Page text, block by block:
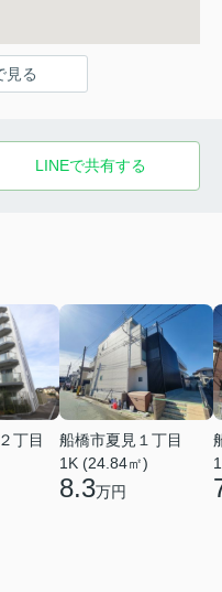
見る
LINEで共有する
丁目
船橋市夏見１丁目
1K (24.84㎡)
8.3万円